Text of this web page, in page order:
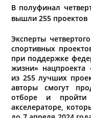
В полуфинал
вышли 255 проектов
Эксперты
спортивных
при поддержке
жизни» нацпроекта
из 255 лучших
авторы смогут
отборе и пройти
акселераторе,